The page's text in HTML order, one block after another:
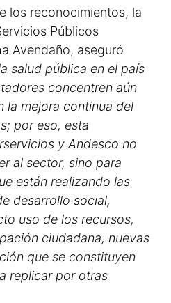
los reconocimientos, la
Públicos
Avendaño, aseguró
salud pública en el país
concentren aún
la mejora continua del
por eso, esta
y Andesco no
al sector, sino para
están realizando las
desarrollo social,
uso de los recursos,
ciudadana, nuevas
que se constituyen
replicar por otras